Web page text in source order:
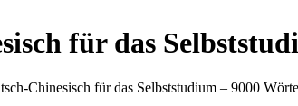
für das
Chinesisch für das Selbststudium – 9000